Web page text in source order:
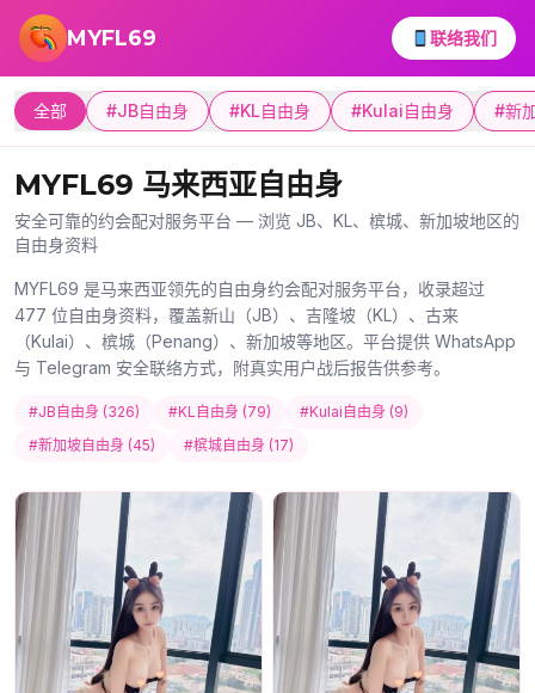
跳转到主要内容
MYFL69 联络我们
全部 #JB自由身 #KL自由身 #Kulai自由身 #新
MYFL69 马来西亚自由身
安全可靠的约会配对服务平台 — 浏览 JB、KL、槟城、新加坡地区的
自由身资料
MYFL69 是马来西亚领先的自由身约会配对服务平台，收录超过
477 位自由身资料，覆盖新山（JB）、吉隆坡（KL）、古来
（Kulai）、槟城（Penang）、新加坡等地区。平台提供 WhatsApp
与 Telegram 安全联络方式，附真实用户战后报告供参考。
#JB自由身 (326) #KL自由身 (79)
#Kulai自由身 (9)
#新加坡自由身 (45)
#槟城自由身 (17)